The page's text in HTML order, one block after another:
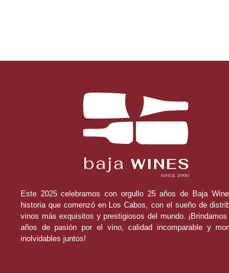
Este 2025 celebramos con orgullo 25 años de Baja
historia que comenzó en Los Cabos, con el sueño de
vinos más exquisitos y prestigiosos del mundo. ¡Brindamos
años de pasión por el vino, calidad incomparable y
inolvidables juntos!